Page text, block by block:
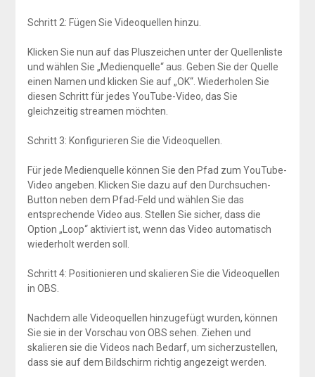
Schritt 2: Fügen Sie Videoquellen hinzu.
Klicken Sie nun auf das Pluszeichen unter der Quellenliste
und wählen Sie „Medienquelle“ aus. Geben Sie der Quelle
einen Namen und klicken Sie auf „OK“. Wiederholen Sie
diesen Schritt für jedes YouTube-Video, das Sie
gleichzeitig streamen möchten.
Schritt 3: Konfigurieren Sie die Videoquellen.
Für jede Medienquelle können Sie den Pfad zum YouTube-
Video angeben. Klicken Sie dazu auf den Durchsuchen-
Button neben dem Pfad-Feld und wählen Sie das
entsprechende Video aus. Stellen Sie sicher, dass die
Option „Loop“ aktiviert ist, wenn das Video automatisch
wiederholt werden soll.
Schritt 4: Positionieren und skalieren Sie die Videoquellen
in OBS.
Nachdem alle Videoquellen hinzugefügt wurden, können
Sie sie in der Vorschau von OBS sehen. Ziehen und
skalieren sie die Videos nach Bedarf, um sicherzustellen,
dass sie auf dem Bildschirm richtig angezeigt werden.